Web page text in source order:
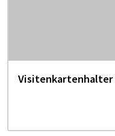
Visitenkartenhalter